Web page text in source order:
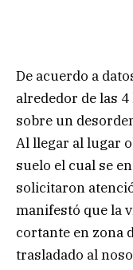
De acuerdo a
alrededor de las
sobre un
Al llegar al lugar
suelo el cual se
solicitaron
manifestó que la
cortante en zona
trasladado al